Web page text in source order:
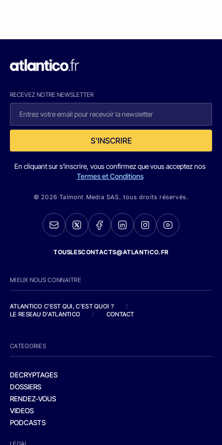
RECEVEZ NOTRE NEWSLETTER
S'INSCRIRE
En cliquant sur s'inscrire, vous confirmez que vous acceptez nos
Termes et Conditions
© 2026 Talmont Media SAS. tous droits réservés.
TOUSLESCONTACTS@ATLANTICO.FR
MIEUX NOUS CONNAITRE
ATLANTICO C'EST QUI, C'EST QUOI ?
/
LE RESEAU D'ATLANTICO
/ CONTACT
CATEGORIES
DECRYPTAGES
DOSSIERS
RENDEZ-VOUS
VIDEOS
PODCASTS